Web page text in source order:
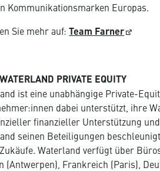
Kommunikationsmarken Europas.
Sie mehr auf:Team Farner
PRIVATE EQUITY
ist eine unabhängige Private-
dabei unterstützt, ihre
finanzieller Unterstützung
seinen Beteiligungen
Waterland verfügt über
(Antwerpen), Frankreich (Paris),